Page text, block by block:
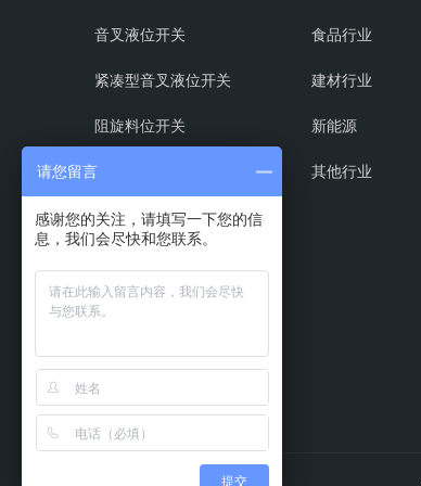
音叉液位开关
紧凑型音叉液位开关
阻旋料位开关
射频导纳料位开关
磁翻板液位计
浮球液位计
振动式物位开关
食品行业
建材行业
新能源
其他行业
请您留言
感谢您的关注，请填写一下您的信
息，我们会尽快和您联系。
提交